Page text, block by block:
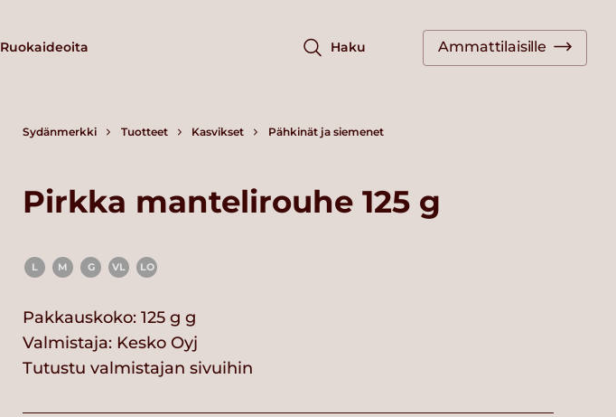
Ruokaideoita Haku Ammattilaisille
Sydänmerkki Tuotteet Kasvikset Pähkinät ja siemenet
Pirkka mantelirouhe 125 g
L M G VL LO
Pakkauskoko: 125 g g
Valmistaja: Kesko Oyj
Tutustu valmistajan sivuihin